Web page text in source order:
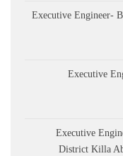
Executive Engineer-
Executive
Executive
District Killa